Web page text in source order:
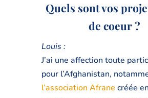
Quels sont vos
de coeur ?
Louis :
J’ai une affection toute
pour l’Afghanistan,
l’association Afrane créée